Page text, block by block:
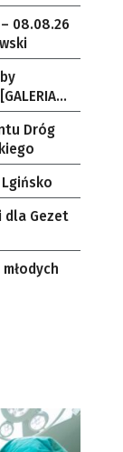
08.08.26
Dróg
dla Gezet